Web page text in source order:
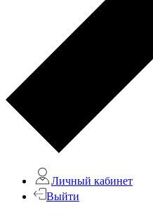
Личный кабинет
Выйти